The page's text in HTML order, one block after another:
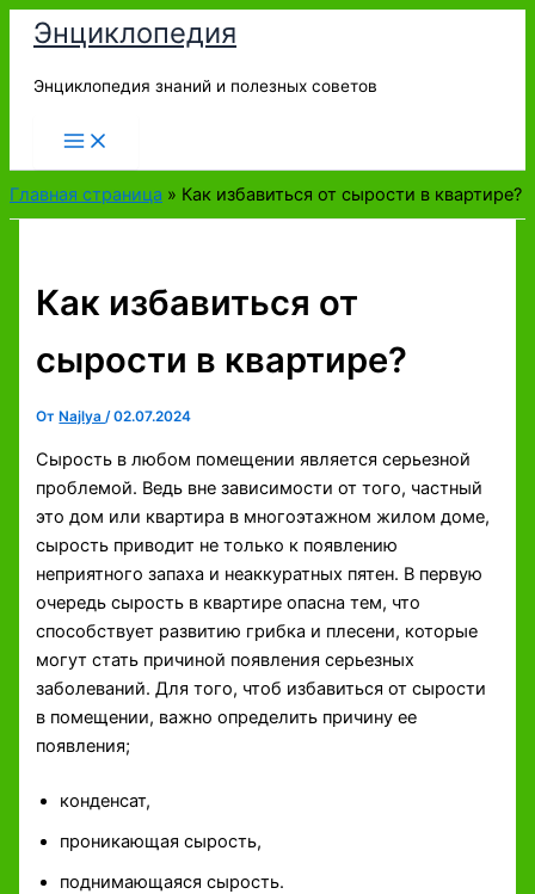
Перейти
содержимому
Энциклопедия
Энциклопедия знаний и полезных советов
Главная страница » Как избавиться от сырости в квартире?
Как избавиться от
сырости в квартире?
От Najlya/02.07.2024
Сырость в любом помещении является серьезной
проблемой. Ведь вне зависимости от того, частный
это дом или квартира в многоэтажном жилом доме,
сырость приводит не только к появлению
неприятного запаха и неаккуратных пятен. В первую
очередь сырость в квартире опасна тем, что
способствует развитию грибка и плесени, которые
могут стать причиной появления серьезных
заболеваний. Для того, чтоб избавиться от сырости
в помещении, важно определить причину ее
появления;
конденсат,
проникающая сырость,
поднимающаяся сырость.